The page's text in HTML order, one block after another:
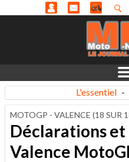
L'essentiel -
MOTOGP - VALENCE (18 SUR
Déclarations et
Valence